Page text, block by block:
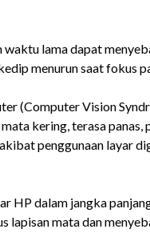
lama dapat
menurun saat fokus
(Computer Vision
kering, terasa
penggunaan layar
HP dalam jangka
lapisan mata dan